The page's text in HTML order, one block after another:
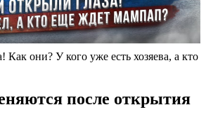
они? У кого уже есть хозяева, а кто
после открытия